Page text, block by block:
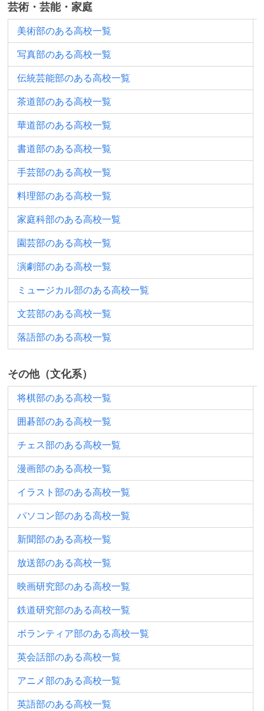
芸術・芸能・家庭
美術部のある高校一覧
写真部のある高校一覧
伝統芸能部のある高校一覧
茶道部のある高校一覧
華道部のある高校一覧
書道部のある高校一覧
手芸部のある高校一覧
料理部のある高校一覧
家庭科部のある高校一覧
園芸部のある高校一覧
演劇部のある高校一覧
ミュージカル部のある高校一覧
文芸部のある高校一覧
落語部のある高校一覧
その他（文化系）
将棋部のある高校一覧
囲碁部のある高校一覧
チェス部のある高校一覧
漫画部のある高校一覧
イラスト部のある高校一覧
パソコン部のある高校一覧
新聞部のある高校一覧
放送部のある高校一覧
映画研究部のある高校一覧
鉄道研究部のある高校一覧
ボランティア部のある高校一覧
英会話部のある高校一覧
アニメ部のある高校一覧
英語部のある高校一覧